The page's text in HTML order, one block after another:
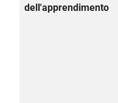
dell'apprendimento